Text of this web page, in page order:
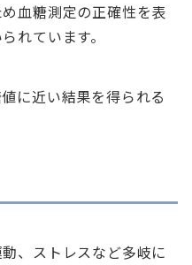
血糖測定の正確性を表
れています。
に近い結果を得られる
、ストレスなど多岐に